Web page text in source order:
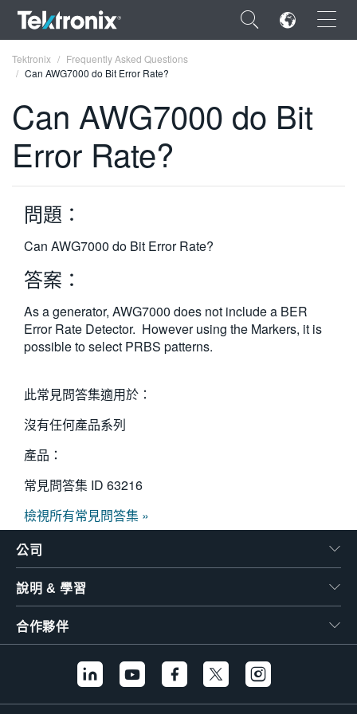
×
ENGLISH
FRANÇAIS
DEUTSCH
VIỆT NAM
简体中文
日本語
한국어
Tektronix
Frequently Asked Questions
Can AWG7000 do Bit Error Rate?
Can AWG7000 do Bit
Error Rate?
問題：
Can AWG7000 do Bit Error Rate?
答案：
As a generator, AWG7000 does not include a BER
Error Rate Detector. However using the Markers, it is
possible to select PRBS patterns.
此常見問答集適用於：
沒有任何產品系列
產品：
常見問答集 ID 63216
檢視所有常見問答集 »
公司
說明 & 學習
合作夥伴